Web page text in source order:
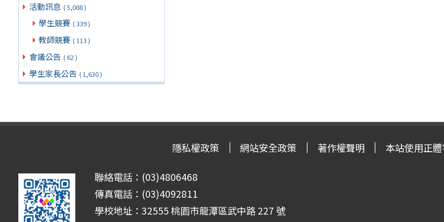
活動訊息 ( 5,088 )
學生競賽 ( 339 )
教師競賽 ( 113 )
會議公告 ( 62 )
學生家長公告 ( 1,630 )
隱私權政策 網站安全政策 著作權聲明 本站使用正
聯絡電話：(03)4806468
傳真電話：(03)4092811
學校地址：32555 桃園市龍潭區武中路 227 號